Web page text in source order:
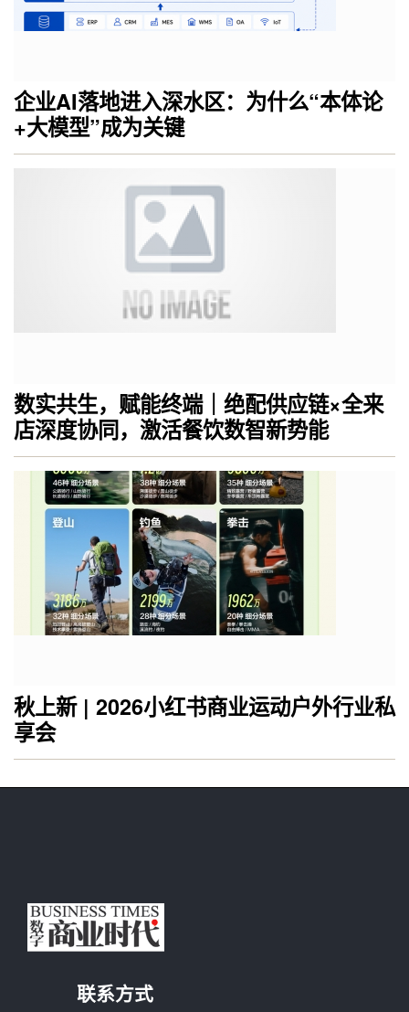
企业AI落地进入深水区：为什么“本体论
+大模型”成为关键
数实共生，赋能终端｜绝配供应链×全来
店深度协同，激活餐饮数智新势能
秋上新 | 2026小红书商业运动户外行业私
享会
联系方式